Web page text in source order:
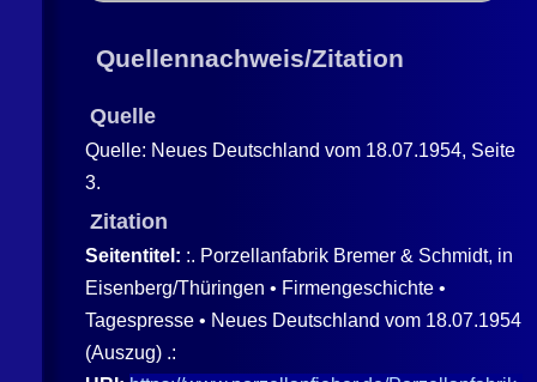
Quellennachweis/Zitation
Quelle
Quelle: Neues Deutschland vom 18.07.1954, Seite
3.
Zitation
Seitentitel: :. Porzellanfabrik Bremer & Schmidt, in
Eisenberg/Thüringen • Firmengeschichte •
Tagespresse • Neues Deutschland vom 18.07.1954
(Auszug) .: